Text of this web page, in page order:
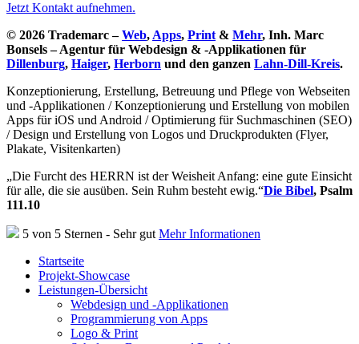
Jetzt Kontakt aufnehmen.
© 2026 Trademarc –Web, Apps, Print & Mehr, Inh. Marc
Bonsels – Agentur für Webdesign & -Applikationen für
Dillenburg, Haiger, Herborn und den ganzen Lahn-Dill-Kreis.
Konzeptionierung, Erstellung, Betreuung und Pflege von Webseiten
und -Applikationen / Konzeptionierung und Erstellung von mobilen
Apps für iOS und Android / Optimierung für Suchmaschinen (SEO)
/ Design und Erstellung von Logos und Druckprodukten (Flyer,
Plakate, Visitenkarten)
„Die Furcht des HERRN ist der Weisheit Anfang: eine gute Einsicht
für alle, die sie ausüben. Sein Ruhm besteht ewig.“Die Bibel, Psalm
111.10
5 von 5 Sternen - Sehr gut Mehr Informationen
Startseite
Projekt-Showcase
Leistungen-Übersicht
Webdesign und -Applikationen
Programmierung von Apps
Logo & Print